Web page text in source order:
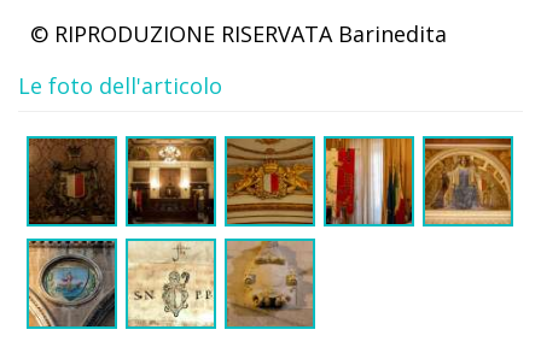
© RIPRODUZIONE RISERVATA Barinedita
Le foto dell'articolo